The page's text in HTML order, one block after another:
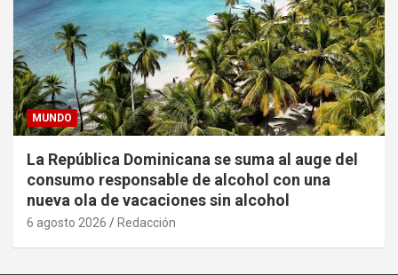
MUNDO
La República Dominicana se suma al auge del
consumo responsable de alcohol con una
nueva ola de vacaciones sin alcohol
6 agosto 2026 Redacción